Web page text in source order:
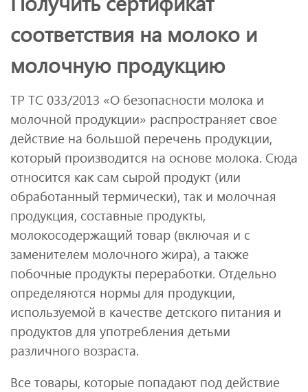
соответствия на молоко и
молочную продукцию
ТР ТС 033/2013 «О безопасности молока и
молочной продукции» распространяет свое
действие на большой перечень продукции,
который производится на основе молока. Сюда
относится как сам сырой продукт (или
обработанный термически), так и молочная
продукция, составные продукты,
молокосодержащий товар (включая и с
заменителем молочного жира), а также
побочные продукты переработки. Отдельно
определяются нормы для продукции,
используемой в качестве детского питания и
продуктов для употребления детьми
различного возраста.
Все товары, которые попадают под действие